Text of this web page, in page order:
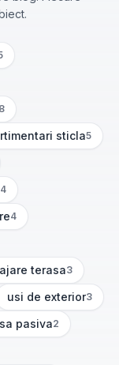
8
sticla5
4
4
terasa3
usi de exterior
(3articole) 3
pasiva2